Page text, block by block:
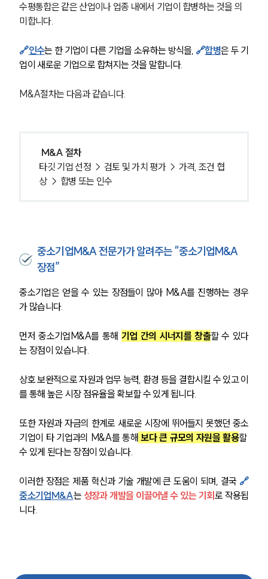
수평통합은 같은 산업이나 업종 내에서 기업이 합병하는 것을 의
미합니다.
🔗인수는 한 기업이 다른 기업을 소유하는 방식을, 🔗합병은 두 기
업이 새로운 기업으로 합쳐지는 것을 말합니다.
M&A절차는 다음과 같습니다.
M&A 절차
타깃 기업 선정 → 검토 및 가치 평가 → 가격, 조건 협
상 → 합병 또는 인수
중소기업M&A 전문가가 알려주는 “중소기업M&A
장점”
중소기업은 얻을 수 있는 장점들이 많아 M&A를 진행하는 경우
가 많습니다.
먼저 중소기업M&A를 통해 기업 간의 시너지를 창출할 수 있다
는 장점이 있습니다.
상호 보완적으로 자원과 업무 능력, 환경 등을 결합시킬 수 있고 이
를 통해 높은 시장 점유율을 확보할 수 있게 됩니다.
또한 자원과 자금의 한계로 새로운 시장에 뛰어들지 못했던 중소
기업이 타 기업과의 M&A를 통해 보다 큰 규모의 자원을 활용할
수 있게 된다는 장점이 있습니다.
이러한 장점은 제품 혁신과 기술 개발에 큰 도움이 되며, 결국 🔗
중소기업M&A는 성장과 개발을 이끌어낼 수 있는 기회 로 작용됩
니다.